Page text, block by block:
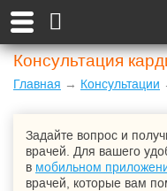
Консультация
Главная → Консультации
Задайте вопрос и
врачей. Для вашего
в мобильном
врачей, которые вам